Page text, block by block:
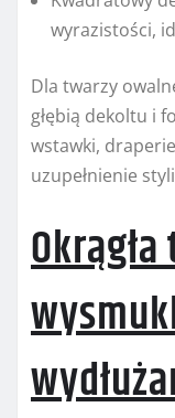
wyrazistości,
Dla twarzy
głębią dekoltu i
wstawki,
uzupełnienie